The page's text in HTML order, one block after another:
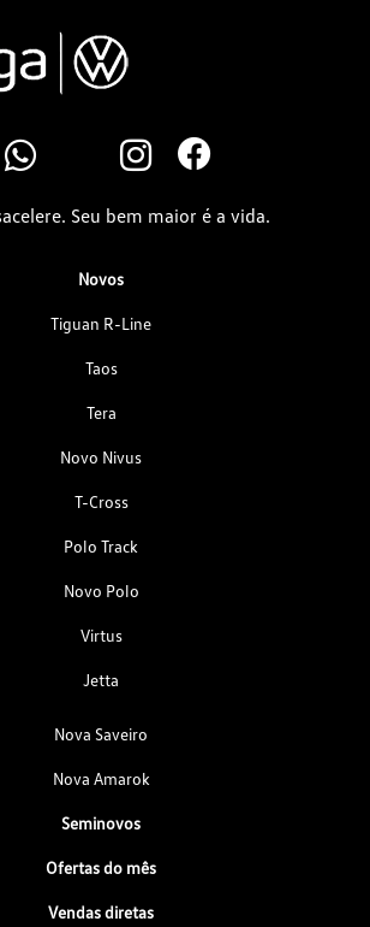
Seu bem maior é a vida.
Novos
Tiguan R-Line
Taos
Tera
Novo Nivus
T-Cross
Polo Track
Novo Polo
Virtus
Jetta
Nova Saveiro
Nova Amarok
Seminovos
Ofertas do mês
Vendas diretas